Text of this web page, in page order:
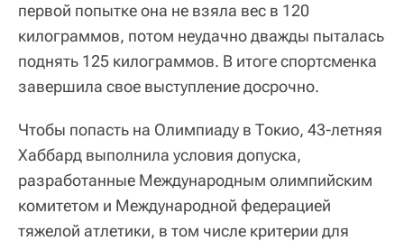
первой попытке она не взяла вес в 120
килограммов, потом неудачно дважды пыталась
поднять 125 килограммов. В итоге спортсменка
завершила свое выступление досрочно.
Чтобы попасть на Олимпиаду в Токио, 43-летняя
Хаббард выполнила условия допуска,
разработанные Международным олимпийским
комитетом и Международной федерацией
тяжелой атлетики, в том числе критерии для